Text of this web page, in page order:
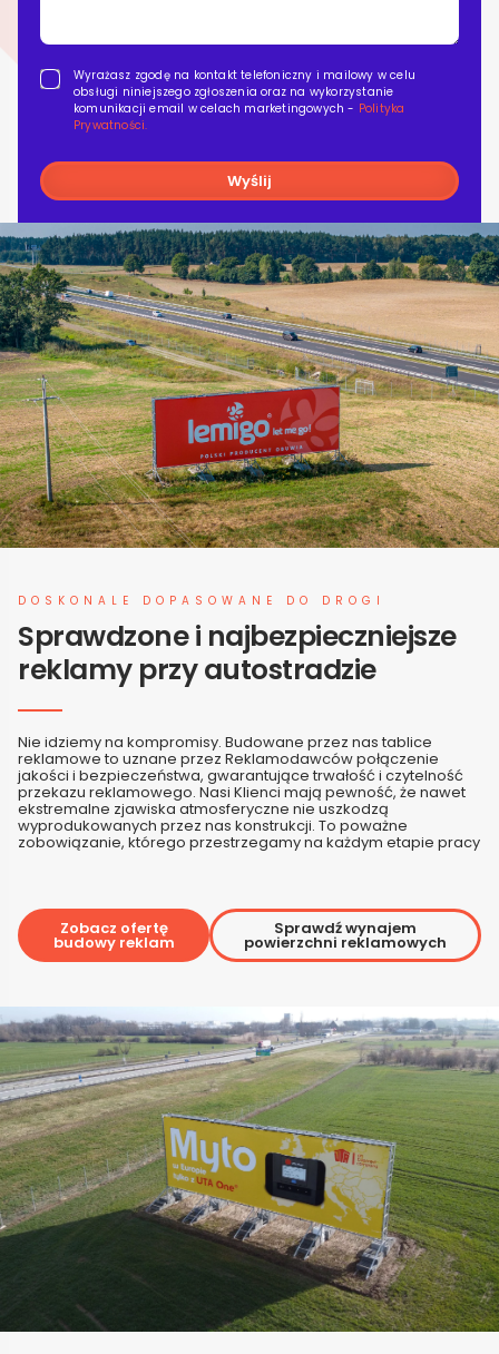
Wyrażasz zgodę na kontakt telefoniczny i mailowy w celu
obsługi niniejszego zgłoszenia oraz na wykorzystanie
komunikacji email w celach marketingowych - Polityka
Prywatności.
Wyślij
DOSKONALE DOPASOWANE DO DROGI
Sprawdzone i najbezpieczniejsze
reklamy przy autostradzie
Nie idziemy na kompromisy. Budowane przez nas tablice
reklamowe to uznane przez Reklamodawców połączenie
jakości i bezpieczeństwa, gwarantujące trwałość i czytelność
przekazu reklamowego. Nasi Klienci mają pewność, że nawet
ekstremalne zjawiska atmosferyczne nie uszkodzą
wyprodukowanych przez nas konstrukcji. To poważne
zobowiązanie, którego przestrzegamy na każdym etapie pracy
Zobacz ofertę
budowy reklam
Sprawdź wynajem
powierzchni reklamowych